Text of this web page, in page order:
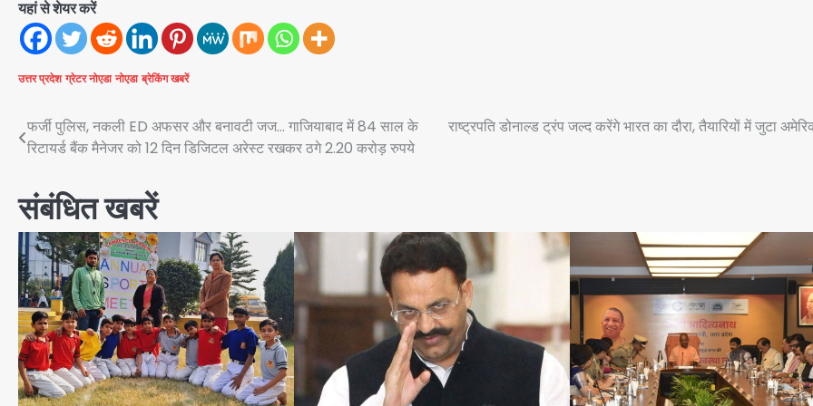
यहां से शेयर करें
उत्तर प्रदेश ग्रेटर नोएडा नोएडा ब्रेकिंग खबरें
Post
navigation
फर्जी पुलिस, नकली ED अफसर और बनावटी जज… गाजियाबाद में 84 साल के
रिटायर्ड बैंक मैनेजर को 12 दिन डिजिटल अरेस्ट रखकर ठगे 2.20 करोड़ रुपये
राष्ट्रपति डोनाल्ड ट्रंप जल्द करेंगे भारत का दौरा, तैयारियों में जुटा
संबंधित खबरें